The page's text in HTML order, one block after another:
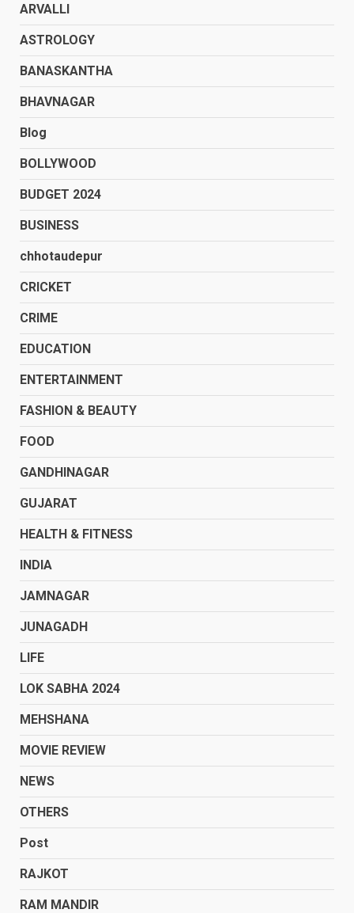
ARVALLI
ASTROLOGY
BANASKANTHA
BHAVNAGAR
Blog
BOLLYWOOD
BUDGET 2024
BUSINESS
chhotaudepur
CRICKET
CRIME
EDUCATION
ENTERTAINMENT
FASHION & BEAUTY
FOOD
GANDHINAGAR
GUJARAT
HEALTH & FITNESS
INDIA
JAMNAGAR
JUNAGADH
LIFE
LOK SABHA 2024
MEHSHANA
MOVIE REVIEW
NEWS
OTHERS
Post
RAJKOT
RAM MANDIR